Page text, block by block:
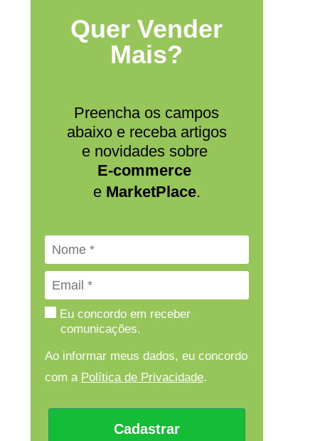
Quer Vender
Mais?
Preencha os campos
abaixo e receba artigos
e novidades sobre
E-commerce
e MarketPlace.
Eu concordo em receber
comunicações.
Ao informar meus dados, eu concordo
com a Política de Privacidade.
Cadastrar